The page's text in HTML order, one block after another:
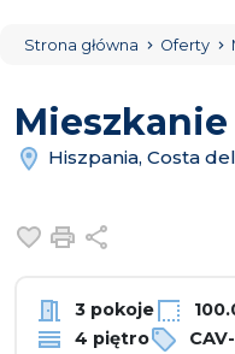
Strona główna Oferty
Hiszpania, Costa
Dodaj do
Drukuj
3 pokoje
4 piętro